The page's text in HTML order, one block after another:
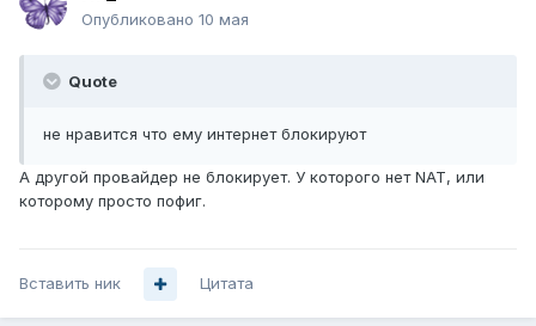
Опубликовано 10 мая
Quote
не нравится что ему интернет блокируют
А другой провайдер не блокирует. У которого нет NAT, или
которому просто пофиг.
Вставить ник Цитата